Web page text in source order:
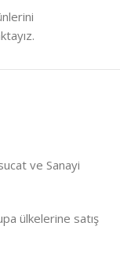
ve Sanayi
ülkelerine satış